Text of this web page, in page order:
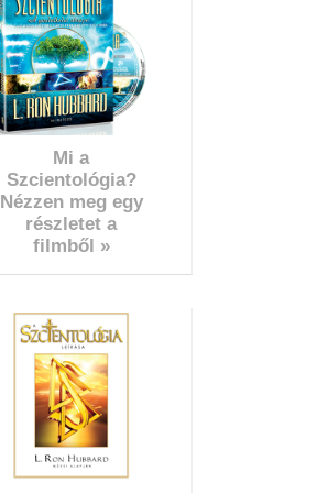
Mi a
Szcientológia?
Nézzen meg egy
részletet a
filmből »